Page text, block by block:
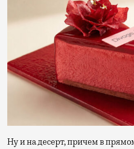
Ну и на десерт, причем в